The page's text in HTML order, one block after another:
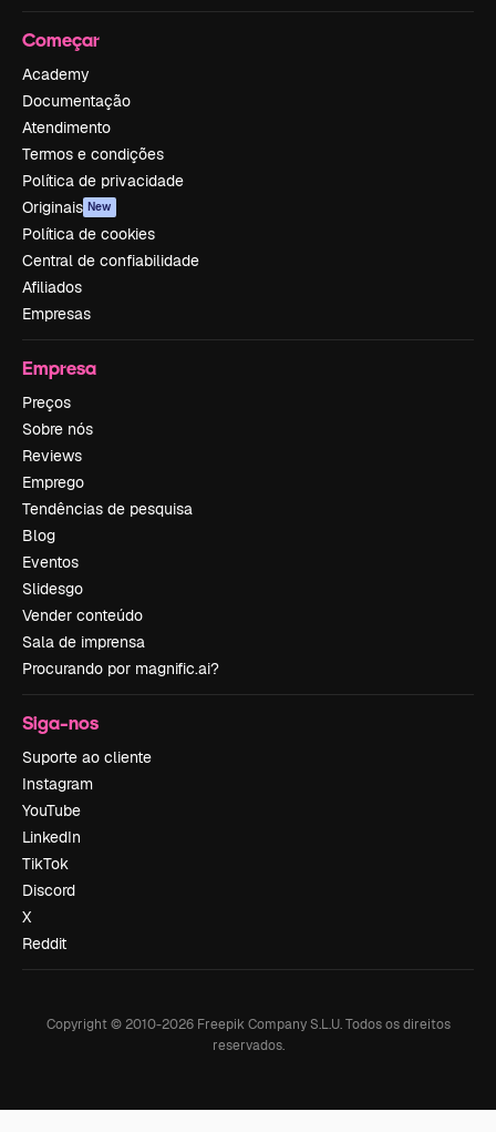
Começar
Academy
Documentação
Atendimento
Termos e condições
Política de privacidade
Originais New
Política de cookies
Central de confiabilidade
Afiliados
Empresas
Empresa
Preços
Sobre nós
Reviews
Emprego
Tendências de pesquisa
Blog
Eventos
Slidesgo
Vender conteúdo
Sala de imprensa
Procurando por magnific.ai?
Siga-nos
Suporte ao cliente
Instagram
YouTube
LinkedIn
TikTok
Discord
X
Reddit
Copyright © 2010-2026Freepik Company S.L.U. Todos os direitos
reservados.